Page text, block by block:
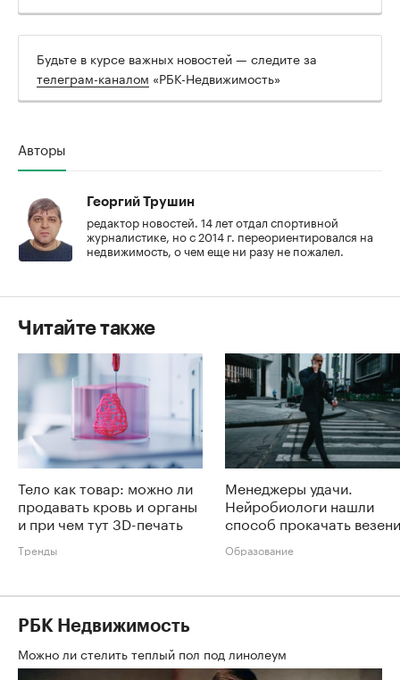
Будьте в курсе важных новостей — следите за
телеграм-каналом «РБК-Недвижимость»
Авторы
Георгий Трушин
редактор новостей. 14 лет отдал спортивной
журналистике, но с 2014 г. переориентировался на
недвижимость, о чем еще ни разу не пожалел.
Читайте также
Тело как товар: можно ли
продавать кровь и органы
и при чем тут 3D-печать
Тренды
Менеджеры удачи.
Нейробиологи нашли
способ прокачать
Образование
РБК Недвижимость
Можно ли стелить теплый пол под линолеум